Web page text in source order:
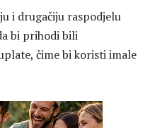
i drugačiju raspodjelu
bi prihodi bili
čime bi koristi imale